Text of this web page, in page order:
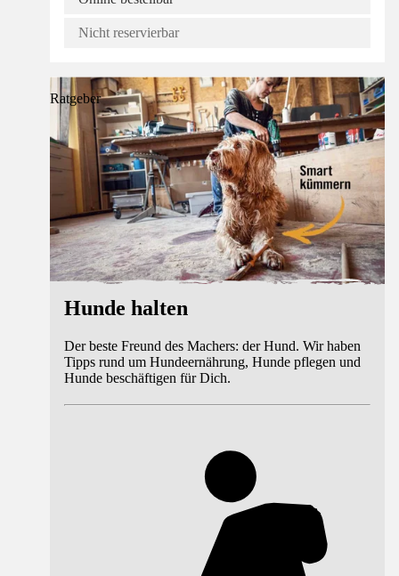
Nicht reservierbar
Ratgeber
Hunde halten
Der beste Freund des Machers: der Hund. Wir haben
Tipps rund um Hundeernährung, Hunde pflegen und
Hunde beschäftigen für Dich.